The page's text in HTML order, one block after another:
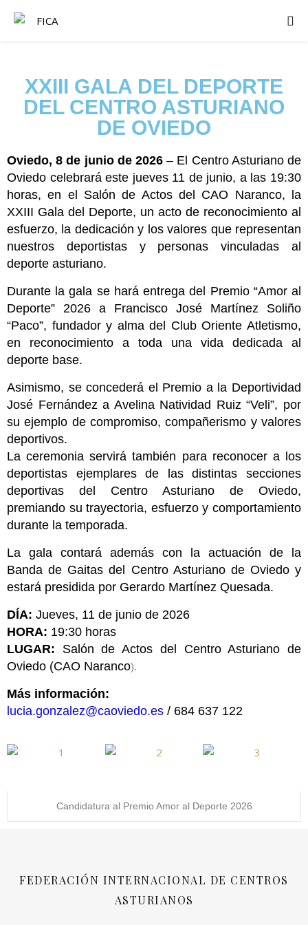
XXIII GALA DEL DEPORTE
DEL CENTRO ASTURIANO
DE OVIEDO
Oviedo, 8 de junio de 2026 – El Centro Asturiano de
Oviedo celebrará este jueves 11 de junio, a las 19:30
horas, en el Salón de Actos del CAO Naranco, la
XXIII Gala del Deporte, un acto de reconocimiento al
esfuerzo, la dedicación y los valores que representan
nuestros deportistas y personas vinculadas al
deporte asturiano.
Durante la gala se hará entrega del Premio “Amor al
Deporte” 2026 a Francisco José Martínez Soliño
“Paco”, fundador y alma del Club Oriente Atletismo,
en reconocimiento a toda una vida dedicada al
deporte base.
Asimismo, se concederá el Premio a la Deportividad
José Fernández a Avelina Natividad Ruiz “Veli”, por
su ejemplo de compromiso, compañerismo y valores
deportivos.
La ceremonia servirá también para reconocer a los
deportistas ejemplares de las distintas secciones
deportivas del Centro Asturiano de Oviedo,
premiando su trayectoria, esfuerzo y comportamiento
durante la temporada.
La gala contará además con la actuación de la
Banda de Gaitas del Centro Asturiano de Oviedo y
estará presidida por Gerardo Martínez Quesada.
DÍA: Jueves, 11 de junio de 2026
HORA: 19:30 horas
LUGAR: Salón de Actos del Centro Asturiano de
Oviedo (CAO Naranco).
Más información:
lucia.gonzalez@caoviedo.es / 684 637 122
Candidatura al Premio Amor al Deporte 2026
FEDERACIÓN INTERNACIONAL DE CENTROS
ASTURIANOS